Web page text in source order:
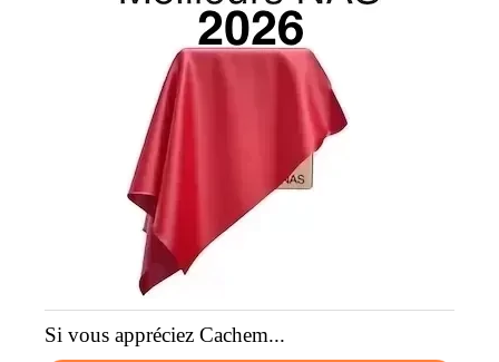
Si vous appréciez Cachem...